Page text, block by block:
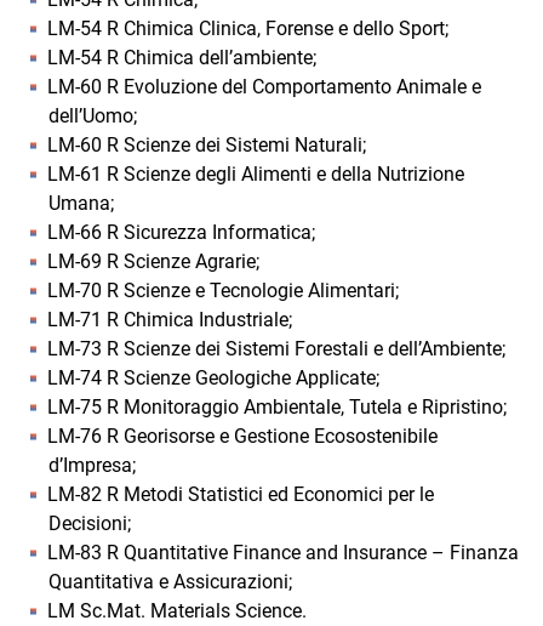
LM-54 R Chimica Clinica, Forense e dello Sport;
LM-54 R Chimica dell’ambiente;
LM-60 R Evoluzione del Comportamento Animale e
dell’Uomo;
LM-60 R Scienze dei Sistemi Naturali;
LM-61 R Scienze degli Alimenti e della Nutrizione
Umana;
LM-66 R Sicurezza Informatica;
LM-69 R Scienze Agrarie;
LM-70 R Scienze e Tecnologie Alimentari;
LM-71 R Chimica Industriale;
LM-73 R Scienze dei Sistemi Forestali e dell’Ambiente;
LM-74 R Scienze Geologiche Applicate;
LM-75 R Monitoraggio Ambientale, Tutela e Ripristino;
LM-76 R Georisorse e Gestione Ecosostenibile
d’Impresa;
LM-82 R Metodi Statistici ed Economici per le
Decisioni;
LM-83 R Quantitative Finance and Insurance – Finanza
Quantitativa e Assicurazioni;
LM Sc.Mat. Materials Science.